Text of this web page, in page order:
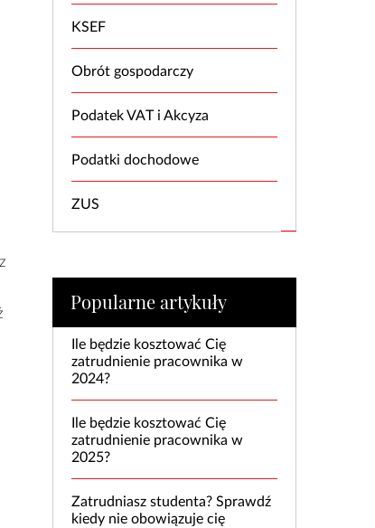
KSEF
Obrót gospodarczy
Podatek VAT i Akcyza
Podatki dochodowe
ZUS
Popularne artykuły
Ile będzie kosztować Cię
zatrudnienie pracownika w
2024?
Ile będzie kosztować Cię
zatrudnienie pracownika w
2025?
Zatrudniasz studenta? Sprawdź
kiedy nie obowiązuje cię